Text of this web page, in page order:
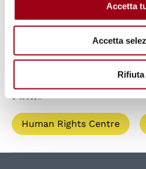
Accetta
Accetta
Rifiuta
technology
Summer/Winter School
Paths
Human Rights Centre